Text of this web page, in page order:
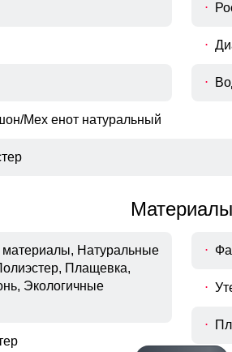
Карманы
Мех енот натуральный
Материалы
Натуральные
Плащевка,
Экологичные